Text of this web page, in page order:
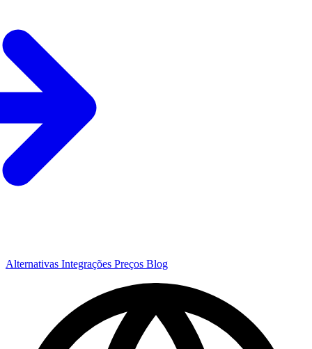
Alternativas Integrações Preços Blog